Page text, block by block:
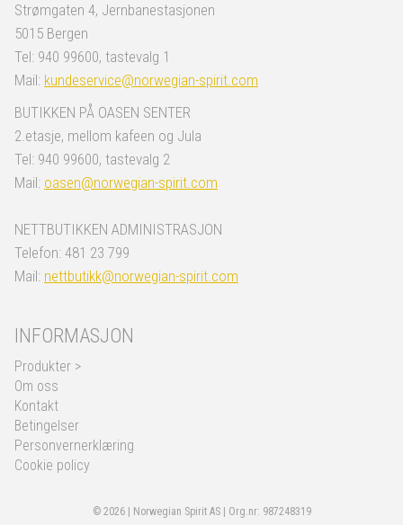
Strømgaten 4, Jernbanestasjonen
5015 Bergen
Tel: 940 99600, tastevalg 1
Mail: kundeservice@norwegian-spirit.com
BUTIKKEN PÅ OASEN SENTER
2.etasje, mellom kafeen og Jula
Tel: 940 99600, tastevalg 2
Mail: oasen@norwegian-spirit.com
NETTBUTIKKEN ADMINISTRASJON
Telefon: 481 23 799
Mail: nettbutikk@norwegian-spirit.com
INFORMASJON
Produkter >
Om oss
Kontakt
Betingelser
Personvernerklæring
Cookie policy
© 2026 | Norwegian Spirit AS | Org.nr: 987248319